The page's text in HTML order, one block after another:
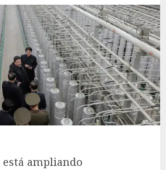
ampliando